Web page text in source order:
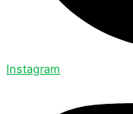
Instagram